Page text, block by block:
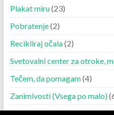
Plakat miru(23)
Pobratenje(2)
Recikliraj očala(2)
Svetovalni center za otroke,
Tečem, da pomagam(4)
Zanimivosti (Vsega po malo)